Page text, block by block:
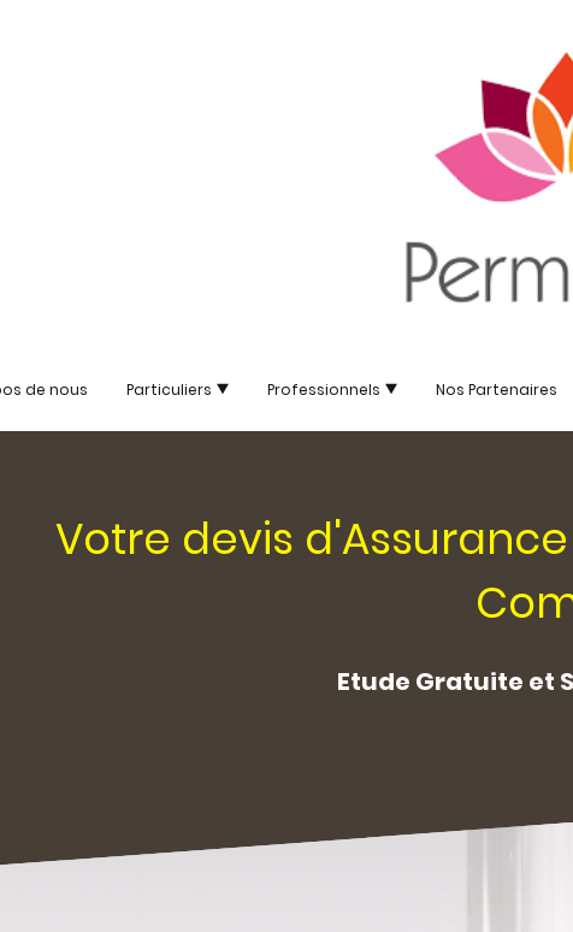
de nous Particuliers Professionnels Nos Partenaires
Votre devis
Etude Gratuite et